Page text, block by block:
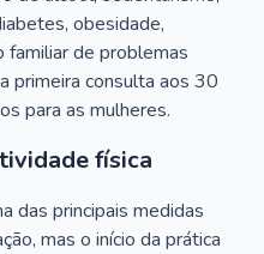
obesidade,
familiar de problemas
primeira consulta aos 30
para as mulheres.
física
das principais medidas
mas o início da prática